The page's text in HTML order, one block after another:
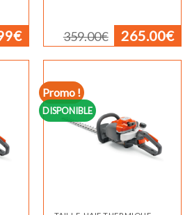
€ 359.00€ Le
prix
initial
359.00€.
265.00€ Le
Promo !
DISPONIBLE